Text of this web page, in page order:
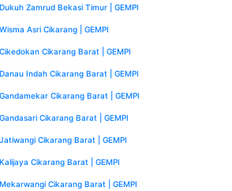
Zamrud Bekasi Timur | GEMPI
Asri Cikarang | GEMPI
Cikarang Barat | GEMPI
Indah Cikarang Barat | GEMPI
Cikarang Barat | GEMPI
Cikarang Barat | GEMPI
Cikarang Barat | GEMPI
Cikarang Barat | GEMPI
Cikarang Barat | GEMPI